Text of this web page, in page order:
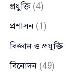
প্রযুক্তি (4)
প্রশাসন (1)
বিজ্ঞান ও প্রযুক্তি
বিনোদন (49)